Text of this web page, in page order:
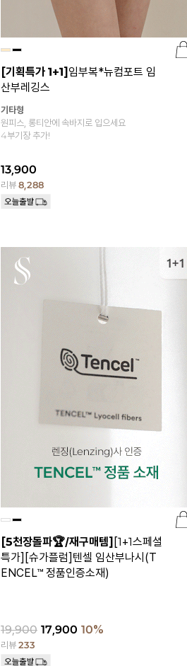
[기획특가 1+1]임부복*뉴컴포트 임
산부레깅스
기타형
원피스, 롱티안에 속바지로 입으세요
4부기장 추가!
13,900
리뷰 8,288
[5천장돌파🏆/재구매템] [1+1스페셜
특가][슈가플럼]텐셀 임산부나시(T
ENCEL™ 정품인증소재)
19,900 17,900 10%
리뷰 233